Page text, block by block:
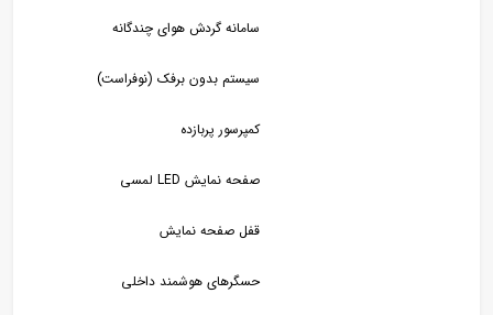
سامانه گردش هوای چندگانه
سیستم بدون برفک (نوفراست)
کمپرسور پربازده
صفحه نمایش LED لمسی
قفل صفحه نمایش
حسگرهای هوشمند داخلی